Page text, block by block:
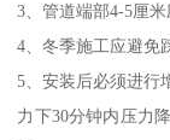
3、管道端部4-5厘米
4、冬季施工应避免
5、安装后必须进行
力下30分钟内压力